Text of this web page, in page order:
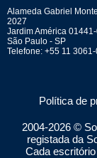
Alameda Gabriel
2027
Jardim América
São Paulo - SP
Telefone: +55 11
Política de
2004-2026 ©
registada da
Cada